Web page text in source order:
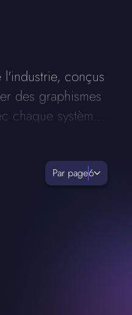
conçus
des graphismes
chaque système
Par page6